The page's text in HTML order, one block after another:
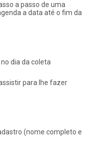
a passo de uma
a data até o fim da
dia da coleta
para lhe fazer
(nome completo e